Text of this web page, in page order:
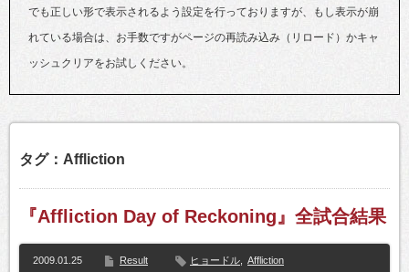
でも正しい形で表示されるよう設定を行っておりますが、もし表示が崩
れている場合は、お手数ですがページの再読み込み（リロード）かキャ
ッシュクリアをお試しください。
タグ：Affliction
『Affliction Day of Reckoning』全試合結果
2009.01.25 Result ヒョードル Affliction